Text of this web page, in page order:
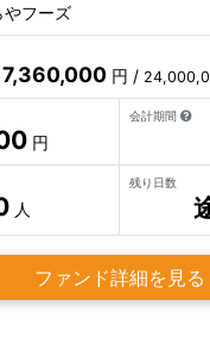
やフーズ
円 /
円
会計期間
人
残り日数
ファンド詳細を見る